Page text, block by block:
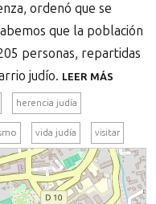
ordenó que se
que la población
personas, repartidas
judío. LEER MÁS
herencia judía
vida judía visitar